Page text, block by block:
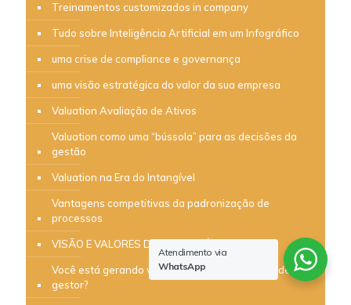
Treinamentos customizados in company
Tudo sobre Inteligência Artificial em um Infográfico
uma crise de compliance e governança
uma visão estratégica do valor da sua empresa
Valuation Avaliação de Ativos
Valuation como uma “bússola” para as decisões da
gestão
Valuation na Era do Intangível
Vantagens competitivas da padronização de
processos
VISÃO E VALORES DO SEU NEGÓCIO
Você está gerando valor ou apenas brincando de ser
gestor?
Atendimento via
WhatsApp